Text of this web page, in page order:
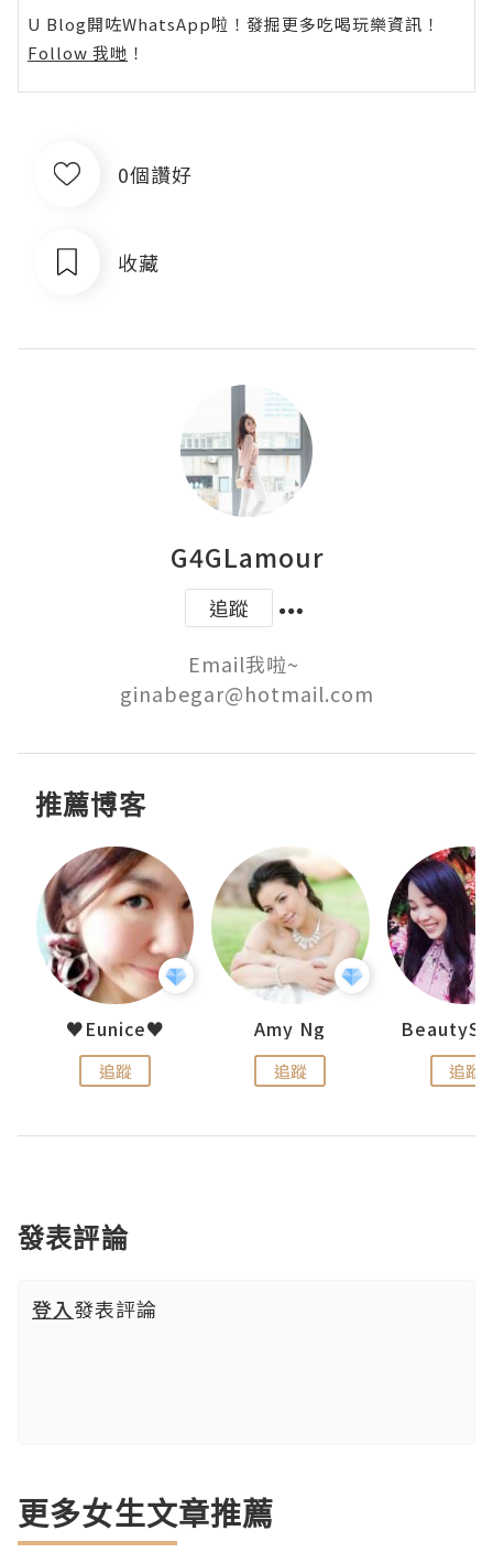
U Blog開咗WhatsApp啦！發掘更多吃喝玩樂資訊！
Follow 我哋 ！
0個讚好
收藏
G4GLamour
追蹤
Email我啦~
推薦博客
♥Eunice♥
追蹤
Amy Ng
追蹤 追蹤
發表評論
登入發表評論
更多女生文章推薦